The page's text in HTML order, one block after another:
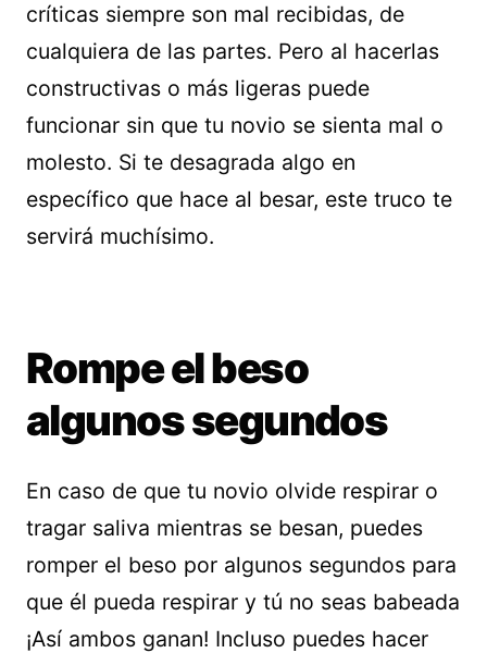
críticas siempre son mal recibidas, de
cualquiera de las partes. Pero al hacerlas
constructivas o más ligeras puede
funcionar sin que tu novio se sienta mal o
molesto. Si te desagrada algo en
específico que hace al besar, este truco te
servirá muchísimo.
Rompe el beso
algunos segundos
En caso de que tu novio olvide respirar o
tragar saliva mientras se besan, puedes
romper el beso por algunos segundos para
que él pueda respirar y tú no seas babeada
¡Así ambos ganan! Incluso puedes hacer